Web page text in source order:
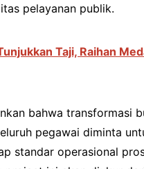
pelayanan publik.
Taji, Raihan
bahwa transformasi
pegawai diminta
standar operasional